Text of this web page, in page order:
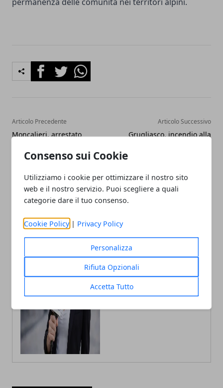
Consenso sui Cookie
Utilizziamo i cookie per ottimizzare il nostro sito
web e il nostro servizio. Puoi scegliere a quali
categorie dare il tuo consenso.
Cookie Policy | Privacy Policy
Personalizza
Rifiuta Opzionali
Accetta Tutto
FacebookTwitterWhatsapp
Articolo Precedente
Moncalieri, arrestato
documenti falsi
Articolo Successivo
Grugliasco, incendio alla
Fabiana Fissore
Fabiana Fissore è web editor e
creator di contenuti dedicati a
lifestyle urbano ed eventi locali.
Racconta la città con uno stile fresco
e coinvolgente, a stretto contatto con
il territorio.